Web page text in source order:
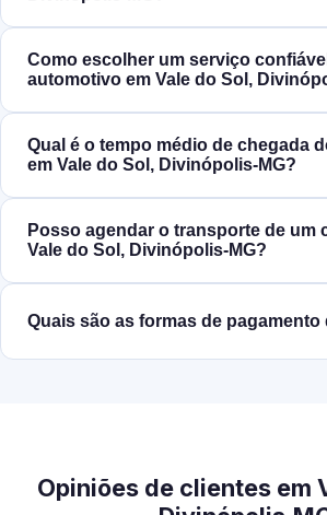
Como escolher um serviço
automotivo em Vale do Sol,
Qual é o tempo médio de chegada
em Vale do Sol, Divinópolis‑MG?
Posso agendar o transporte de um
Vale do Sol, Divinópolis‑MG?
Quais são as formas de
Opiniões de clientes em